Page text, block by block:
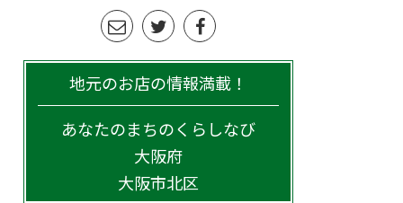
地元のお店の情報満載！
あなたのまちのくらしなび
大阪府
大阪市北区